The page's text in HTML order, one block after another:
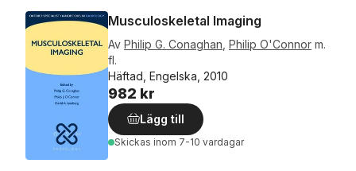
Musculoskeletal Imaging
Av Philip G. Conaghan Philip O'Connor m.
fl.
Häftad, Engelska, 2010
982 kr
Lägg till
Skickas inom 7-10 vardagar